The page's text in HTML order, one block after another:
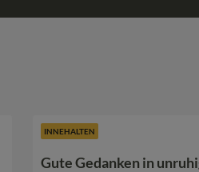
INNEHALTEN
Gute Gedanken in